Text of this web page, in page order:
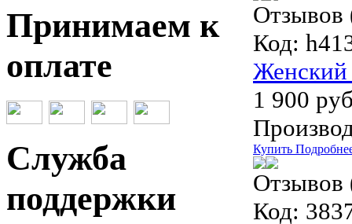
Отзывов
Код:
Женский
1 900
Купить
Отзывов
Код:
Принимаем к
оплате
Служба
поддержки